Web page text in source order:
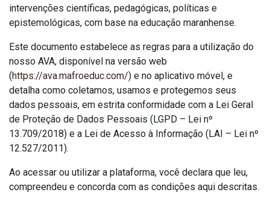
intervenções científicas, pedagógicas, políticas e
epistemológicas, com base na educação maranhense.
Este documento estabelece as regras para a utilização do
nosso AVA, disponível na versão web
(https://ava.mafroeduc.com/) e no aplicativo móvel, e
detalha como coletamos, usamos e protegemos seus
dados pessoais, em estrita conformidade com a Lei Geral
de Proteção de Dados Pessoais (LGPD – Lei nº
13.709/2018) e a Lei de Acesso à Informação (LAI – Lei nº
12.527/2011).
Ao acessar ou utilizar a plataforma, você declara que leu,
compreendeu e concorda com as condições aqui descritas.